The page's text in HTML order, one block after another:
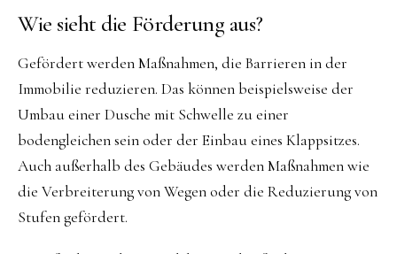
Wie sieht die Förderung aus?
Gefördert werden Maßnahmen, die Barrieren in der
Immobilie reduzieren. Das können beispielsweise der
Umbau einer Dusche mit Schwelle zu einer
bodengleichen sein oder der Einbau eines Klappsitzes.
Auch außerhalb des Gebäudes werden Maßnahmen wie
die Verbreiterung von Wegen oder die Reduzierung von
Stufen gefördert.